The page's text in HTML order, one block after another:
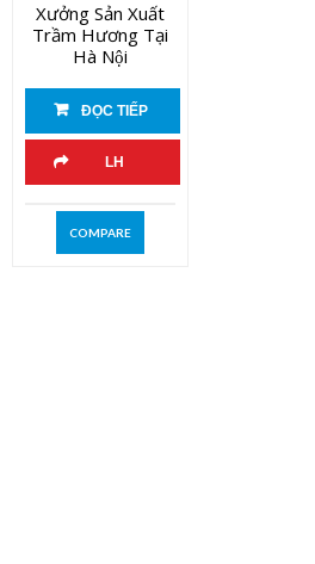
Xưởng Sản Xuất
Trầm Hương Tại
Hà Nội
ĐỌC TIẾP
LH
COMPARE